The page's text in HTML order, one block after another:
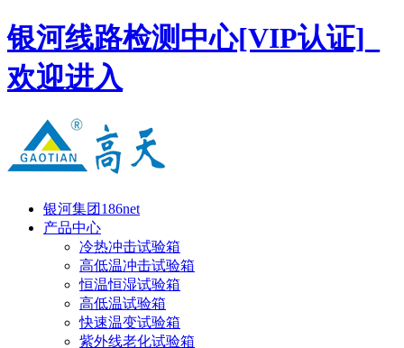
银河线路检测中心[VIP认证]_
欢迎进入
银河集团186net
产品中心
冷热冲击试验箱
高低温冲击试验箱
恒温恒湿试验箱
高低温试验箱
快速温变试验箱
紫外线老化试验箱